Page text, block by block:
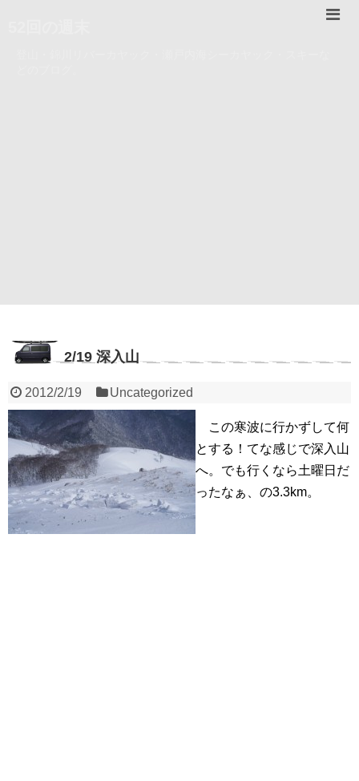
2/19 深入山
2012/2/19 Uncategorized
この寒波に行かずして何
とする！てな感じで深入山
へ。でも行くなら土曜日だ
ったなぁ、の3.3km。